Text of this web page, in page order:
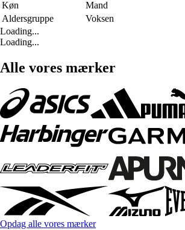
Køn
Mand
Aldersgruppe
Voksen
Loading...
Loading...
Alle vores mærker
Opdag alle vores mærker